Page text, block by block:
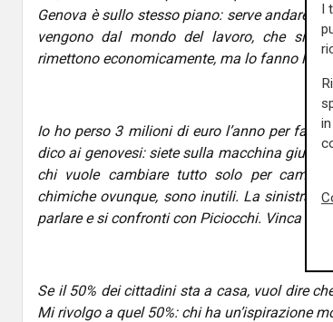
Genova è sullo stesso piano: serve andare
vengono dal mondo del lavoro, che si
rimettono economicamente, ma lo fanno lo
Io ho perso 3 milioni di euro l’anno per fare
dico ai genovesi: siete sulla macchina giusta,
chi vuole cambiare tutto solo per
chimiche ovunque, sono inutili. La sinistra si
parlare e si confronti con Piciocchi. Vinca il
Se il 50% dei cittadini sta a casa, vuol dire
Mi rivolgo a quel 50%: chi ha un’ispirazione
I